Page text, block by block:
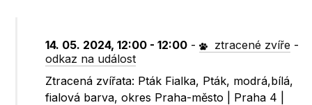
14. 05. 2024, 12:00 - 12:00 - ztracené zvíře -
odkaz na událost
Ztracená zvířata: Pták Fialka, Pták, modrá,bílá,
fialová barva, okres Praha-město | Praha 4 |